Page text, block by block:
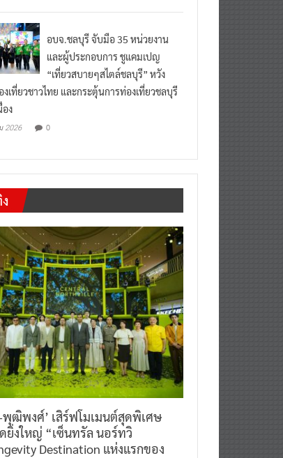
อบจ.ชลบุรี จับมือ 35 หน่วยงาน
และผู้ประกอบการ ชูแคมเปญ
“เที่ยวสบายๆสไตล์ชลบุรี” หวัง
เที่ยวชาวไทย และกระตุ้นการท่องเที่ยวชลบุรี
ง
2026 0
พุฒิพงศ์’ เสิร์ฟโมเมนต์สุดพิเศษ
ยิ่งใหญ่ “เซ็นทรัล นอร์ทวิ
Destination แห่งแรกของ